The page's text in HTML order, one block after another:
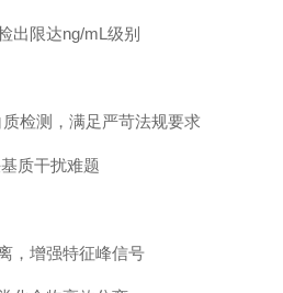
出限达ng/mL级别
检测，满足严苛法规要求
质干扰难题
，增强特征峰信号